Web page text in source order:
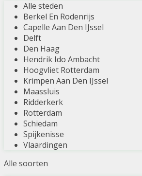
Alle steden
Berkel En Rodenrijs
Capelle Aan Den IJssel
Delft
Den Haag
Hendrik Ido Ambacht
Hoogvliet Rotterdam
Krimpen Aan Den IJssel
Maassluis
Ridderkerk
Rotterdam
Schiedam
Spijkenisse
Vlaardingen
Alle soorten